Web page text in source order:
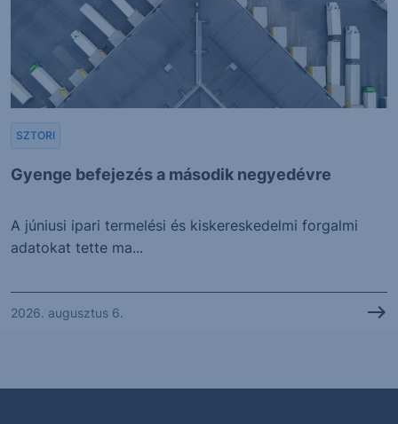
Gyenge befejezés a második negyedévre
SZTORI
A júniusi ipari termelési és kiskereskedelmi forgalmi
adatokat tette ma...
2026. augusztus 6.